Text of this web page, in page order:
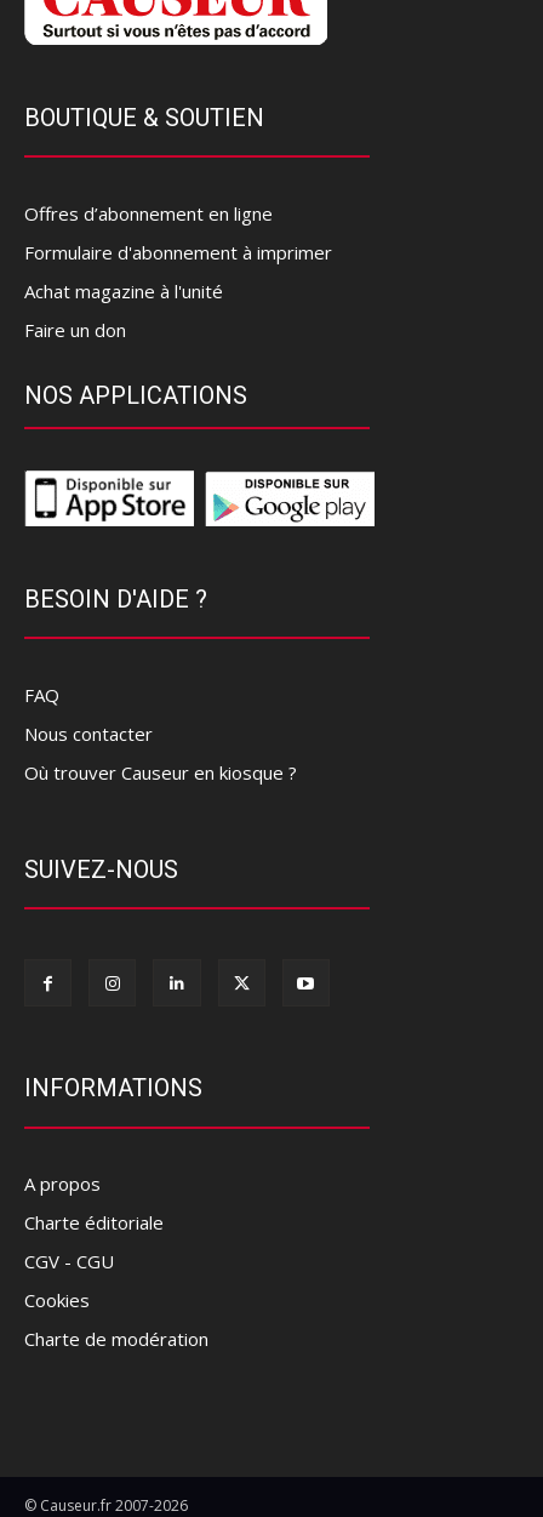
BOUTIQUE & SOUTIEN
Offres d’abonnement en ligne
Formulaire d'abonnement à imprimer
Achat magazine à l'unité
Faire un don
NOS APPLICATIONS
BESOIN D'AIDE ?
FAQ
Nous contacter
Où trouver Causeur en kiosque ?
SUIVEZ-NOUS
INFORMATIONS
A propos
Charte éditoriale
CGV - CGU
Cookies
Charte de modération
© Causeur.fr 2007-2026